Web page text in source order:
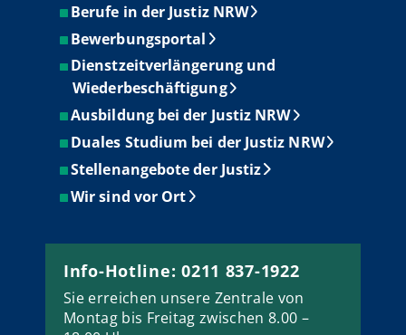
Berufe in der Justiz NRW
Bewerbungsportal
Dienstzeitverlängerung und
Wiederbeschäftigung
Ausbildung bei der Justiz NRW
Duales Studium bei der Justiz NRW
Stellenangebote der Justiz
Wir sind vor Ort
Info-Hotline: 0211 837-1922
Sie erreichen unsere Zentrale von
Montag bis Freitag zwischen 8.00 –